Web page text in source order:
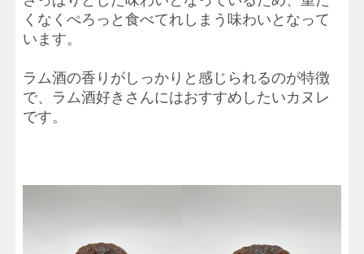
くなくぺろっと食べてれしまう味わいとなって
います。
ラム酒の香りがしっかりと感じられるのが特徴
で、ラム酒好きさんにはおすすめしたいカヌレ
です。